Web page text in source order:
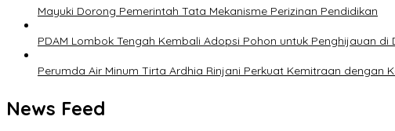
Mayuki Dorong Pemerintah Tata Mekanisme Perizinan Pendidikan
PDAM Lombok Tengah Kembali Adopsi Pohon untuk Penghijauan di
Perumda Air Minum Tirta Ardhia Rinjani Perkuat Kemitraan dengan
News Feed